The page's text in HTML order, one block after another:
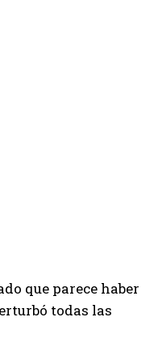
que parece haber
todas las